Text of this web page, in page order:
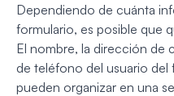
Dependiendo de cuánta
formulario, es posible que
El nombre, la dirección de
de teléfono del usuario del
pueden organizar en una